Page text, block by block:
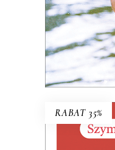
RABAT 35%